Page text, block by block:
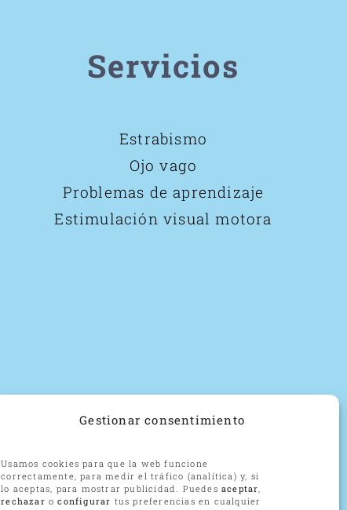
Gestionar consentimiento
Usamos cookies para que la web funcione
correctamente, para medir el tráfico (analítica) y, si
lo aceptas, para mostrar publicidad. Puedes aceptar,
rechazar oconfigurar tus preferencias en cualquier
Servicios
Estrabismo
Ojo vago
Problemas de aprendizaje
Estimulación visual motora